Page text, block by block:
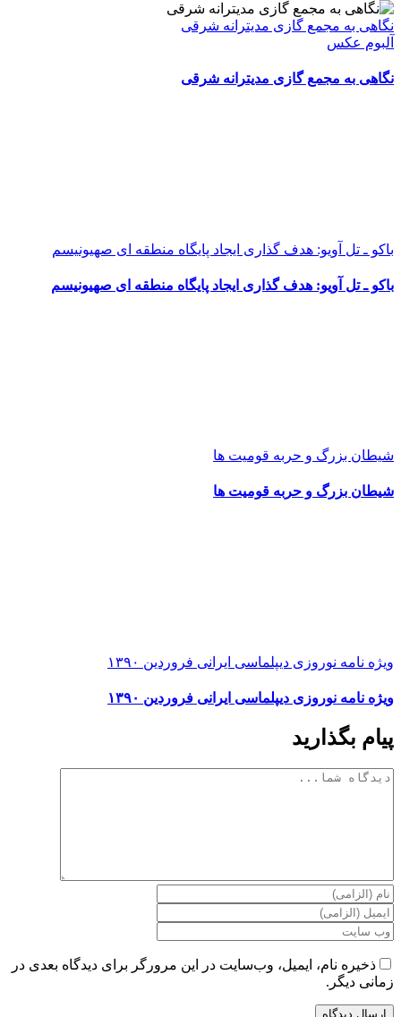
نگاهی به مجمع گازی مدیترانه شرقی
آلبوم عکس
نگاهی به مجمع گازی مدیترانه شرقی
باکو ـ تل آویو: هدف گذاری ایجاد پایگاه منطقه ای صهیونیسم
باکو ـ تل آویو: هدف گذاری ایجاد پایگاه منطقه ای صهیونیسم
شیطان بزرگ و حربه قومیت ها
شیطان بزرگ و حربه قومیت ها
ویژه نامه نوروزی دیپلماسی ایرانی فروردین ۱۳۹۰
ویژه نامه نوروزی دیپلماسی ایرانی فروردین ۱۳۹۰
پیام بگذارید
دیدگاه
ذخیره نام، ایمیل، وب‌سایت در این مرورگر برای دیدگاه بعدی در
زمانی دیگر.